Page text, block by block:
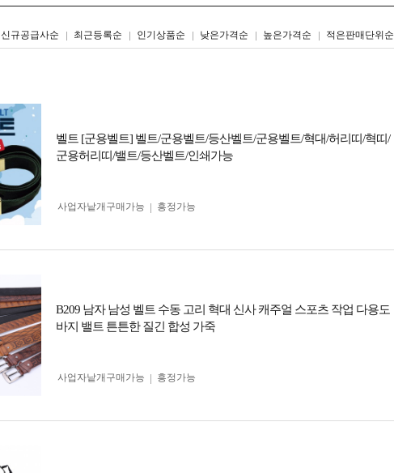
신규공급사순 최근등록순 인기상품순 낮은가격순 높은가격순 적은판매단위순
리스트형갤러리형
벨트 [군용벨트] 벨트/군용벨트/등산벨트/군용벨트/혁대/허리띠/혁띠/
군용허리띠/밸트/등산벨트/인쇄가능
사업자 낱개구매가능 흥정가능
B209 남자 남성 벨트 수동 고리 혁대 신사 캐주얼 스포츠 작업 다용도
바지 밸트 튼튼한 질긴 합성 가죽
사업자 낱개구매가능 흥정가능